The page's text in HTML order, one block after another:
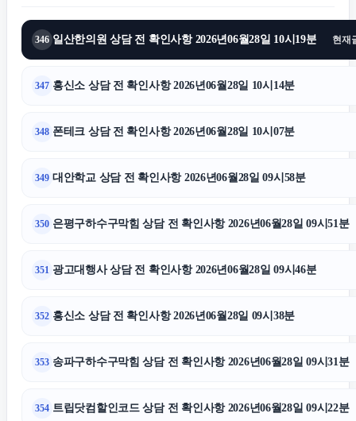
346 일산한의원 상담 전 확인사항 2026년06월28일 10시19분 현재
347 흥신소 상담 전 확인사항 2026년06월28일 10시14분
348 폰테크 상담 전 확인사항 2026년06월28일 10시07분
349 대안학교 상담 전 확인사항 2026년06월28일 09시58분
350 은평구하수구막힘 상담 전 확인사항 2026년06월28일 09시51분
351 광고대행사 상담 전 확인사항 2026년06월28일 09시46분
352 흥신소 상담 전 확인사항 2026년06월28일 09시38분
353 송파구하수구막힘 상담 전 확인사항 2026년06월28일 09시31분
354 트립닷컴할인코드 상담 전 확인사항 2026년06월28일 09시22분